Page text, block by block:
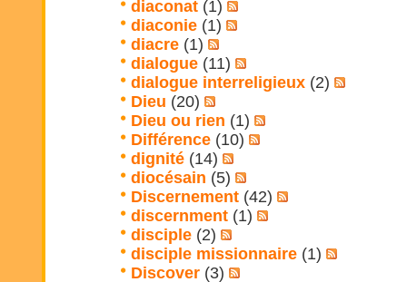
diaconat (1)
diaconie (1)
diacre (1)
dialogue (11)
dialogue interreligieux (2)
Dieu (20)
Dieu ou rien (1)
Différence (10)
dignité (14)
diocésain (5)
Discernement (42)
discernment (1)
disciple (2)
disciple missionnaire (1)
Discover (3)